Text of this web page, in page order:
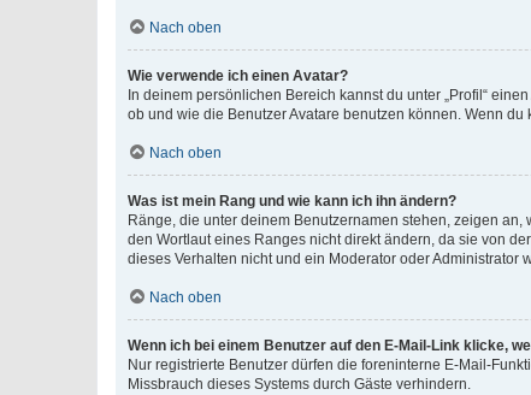
Nach oben
Wie verwende ich einen Avatar?
In deinem persönlichen Bereich kannst du unter „Profil“
ob und wie die Benutzer Avatare benutzen können. Wenn
Nach oben
Was ist mein Rang und wie kann ich ihn ändern?
Ränge, die unter deinem Benutzernamen stehen, zeigen
den Wortlaut eines Ranges nicht direkt ändern, da sie von
dieses Verhalten nicht und ein Moderator oder
Nach oben
Wenn ich bei einem Benutzer auf den E-Mail-Link klicke,
Nur registrierte Benutzer dürfen die foreninterne E-Mail-
Missbrauch dieses Systems durch Gäste verhindern.